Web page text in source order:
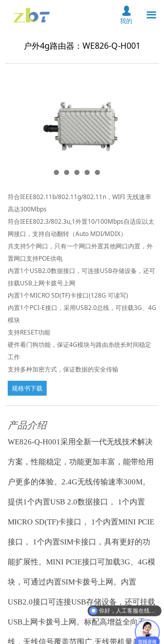
끀
首页
联系我们
云平台
英文版
넙
我的
户外4g路由器：WE826-Q-H001
符合IEEE802.11b/802.11g/802.11n，WIFI 无线速率
高达300Mbps
符合IEEE802.3/802.3u,1外置10/100Mbps自适应以太
网接口，支持自动翻转（Auto MDI/MDIX）
共支持5个网口，只有一个网口外置其他网口内置，外
置网口支持POE供电
内置1个USB2.0数据接口，可连接USB存储设备，还可
挂载USB上网卡拨号上网
内置1个MICRO SD(TF)卡接口(128G 可读写)
内置1个PCI-E接口，采用USB2.0总线，可挂载3G、4G
模块
支持RESET功能
硬件看门狗功能，保证4G模块与路由糸统长时间稳定
工作
支持多种加密方式，保证数据的安全传输
产品介绍
WE826-Q-H001采用全新一代无线技术解决
方案，性能稳定，功能更加丰富，能带给用
户更多的体验。2.4G无线传输速率300M。
提供1个内置USB 2.0数据接口， 1个内置
MICRO SD(TF)卡接口， 1个内置MINI PCIE
接口， 1个内置SIM卡接口，具有更好的功
能扩展性。MINI PCIE接口可加载3G、4G模
块，可通过内置SIM卡拨号上网。 内置
USB2.0接口可连接USB存储设备，还可挂载
USB上网卡拨号上网。 标配高增益全向天
线，无线信号覆盖范围广,无线带机量超边30
规格书下载
你好，人工客服在线吗？